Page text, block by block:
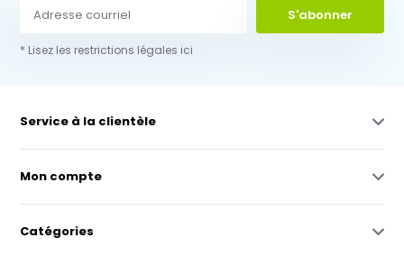
S'abonner
* Lisez les restrictions légales ici
Service à la clientèle
Mon compte
Catégories